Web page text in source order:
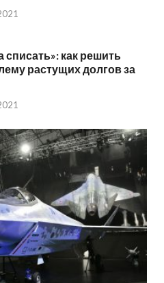
списать»: как решить
растущих долгов за